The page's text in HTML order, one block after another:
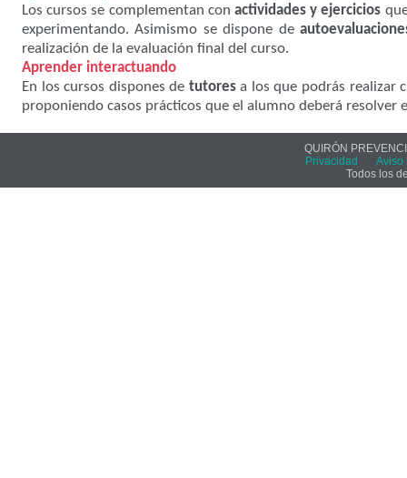
Los cursos se complementan conactividades y ejercicios
experimentando. Asimismo se dispone de
realización de la evaluación final del curso.
Aprender interactuando
En los cursos dispones de tutoresa los que podrás realizar
proponiendo casos prácticos que el alumno deberá resolver
QUIRÓN
Privacidad
Aviso
Todos los